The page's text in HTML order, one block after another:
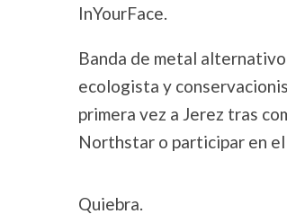
InYourFace.
Banda de metal
ecologista y
primera vez a Jerez tras
Northstar o participar en
Quiebra.